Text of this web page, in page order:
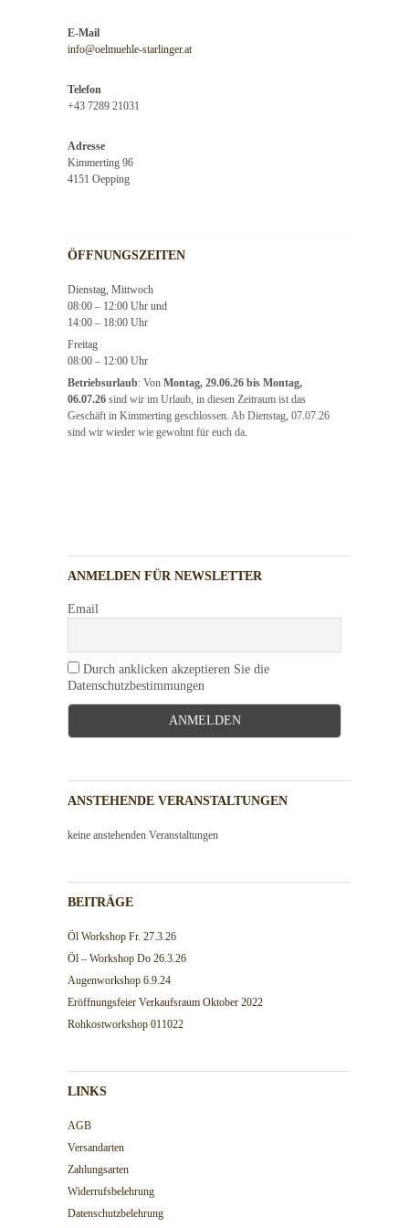
E-Mail
info@oelmuehle-starlinger.at
Telefon
+43 7289 21031
Adresse
Kimmerting 96
4151 Oepping
ÖFFNUNGSZEITEN
Dienstag, Mittwoch
08:00 – 12:00 Uhr und
14:00 – 18:00 Uhr
Freitag
08:00 – 12:00 Uhr
Betriebsurlaub: Von Montag, 29.06.26 bis Montag,
06.07.26 sind wir im Urlaub, in diesen Zeitraum ist das
Geschäft in Kimmerting geschlossen. Ab Dienstag, 07.07.26
sind wir wieder wie gewohnt für euch da.
ANMELDEN FÜR NEWSLETTER
Email
Durch anklicken akzeptieren Sie die
Datenschutzbestimmungen
ANSTEHENDE VERANSTALTUNGEN
keine anstehenden Veranstaltungen
BEITRÄGE
Öl Workshop Fr. 27.3.26
Öl – Workshop Do 26.3.26
Augenworkshop 6.9.24
Eröffnungsfeier Verkaufsraum Oktober 2022
Rohkostworkshop 011022
LINKS
AGB
Versandarten
Zahlungsarten
Widerrufsbelehrung
Datenschutzbelehrung